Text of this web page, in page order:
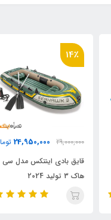
18,500,000 تومان
قایق بادی کایاک ماهیگیری
هیدروفورس